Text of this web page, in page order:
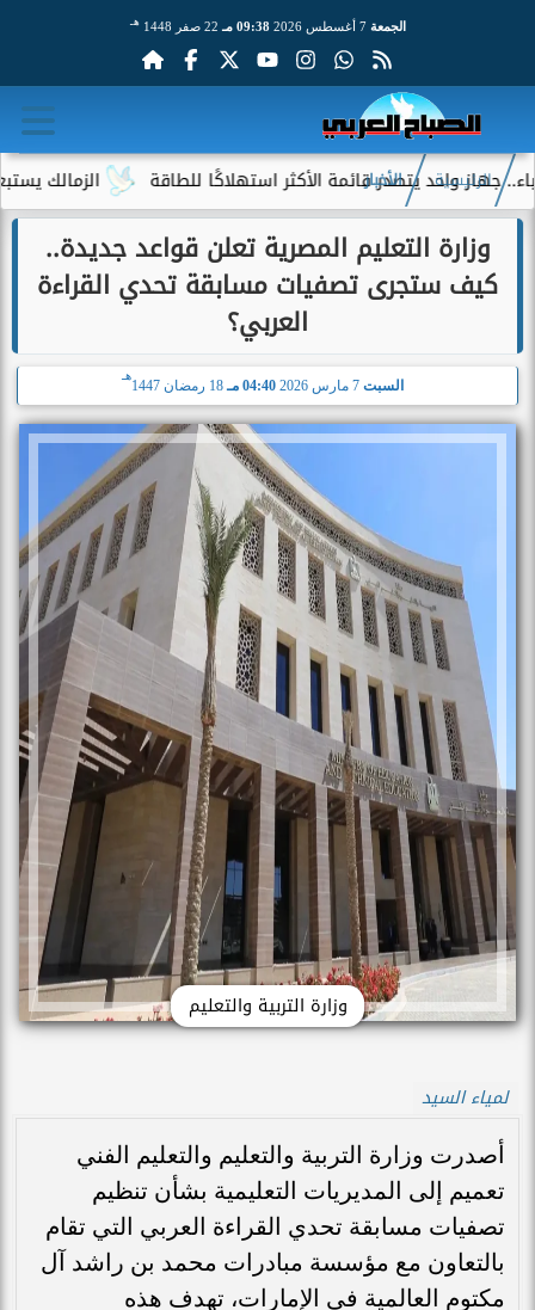
الجمعة 7 أغسطس 2026 09:38 مـ 22 صفر 1448 هـ
الزمالك يستبعد 4 لاعبين شباب من حساباته في الموسم الجديد يتصدر قائمة الأكثر استهلاكًا للطاقة
الرئيسية الأخبار
وزارة التعليم المصرية تعلن قواعد جديدة..
كيف ستجرى تصفيات مسابقة تحدي القراءة
العربي؟
السبت 04:40 مـ 18 رمضان 1447
هـ
وزارة التربية والتعليم
لمياء السيد
أصدرت وزارة التربية والتعليم والتعليم الفني
تعميم إلى المديريات التعليمية بشأن تنظيم
تصفيات مسابقة تحدي القراءة العربي التي تقام
بالتعاون مع مؤسسة مبادرات محمد بن راشد آل
مكتوم العالمية في الإمارات، تهدف هذه